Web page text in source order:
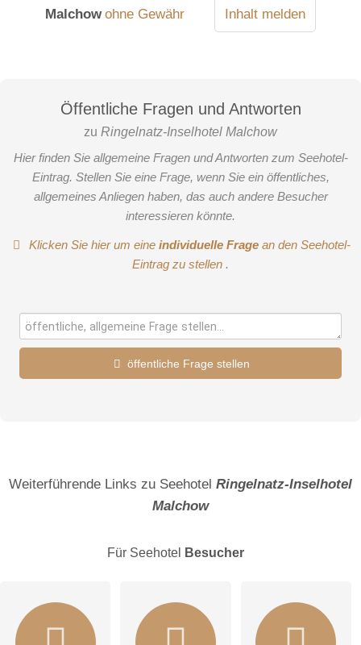
Malchow ohne Gewähr Inhalt melden
Öffentliche Fragen und Antworten
zu Ringelnatz-Inselhotel Malchow
Hier finden Sie allgemeine Fragen und Antworten zum Seehotel-
Eintrag. Stellen Sie eine Frage, wenn Sie ein öffentliches,
allgemeines Anliegen haben, das auch andere Besucher
interessieren könnte.
Klicken Sie hier um eineindividuelle Frage an den Seehotel-
Eintrag zu stellen .
öffentliche Frage stellen
Weiterführende Links zu Seehotel Ringelnatz-Inselhotel
Malchow
Für Seehotel Besucher